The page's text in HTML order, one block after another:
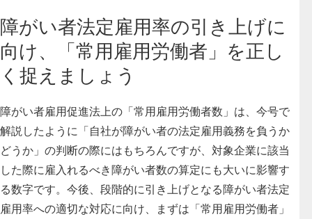
障がい者法定雇用率の引き上げに
向け、「常用雇用労働者」を正し
く捉えましょう
障がい者雇用促進法上の「常用雇用労働者数」は、今号で
解説したように「自社が障がい者の法定雇用義務を負うか
どうか」の判断の際にはもちろんですが、対象企業に該当
した際に雇入れるべき障がい者数の算定にも大いに影響す
る数字です。今後、段階的に引き上げとなる障がい者法定
雇用率への適切な対応に向け、まずは「常用雇用労働者」